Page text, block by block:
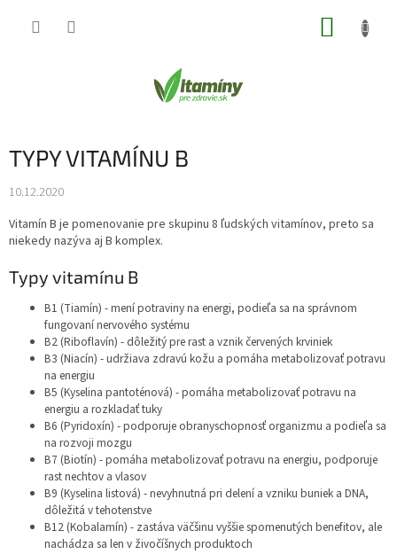
TYPY VITAMÍNU B
10.12.2020
Vitamín B je pomenovanie pre skupinu 8 ľudských vitamínov, preto sa
niekedy nazýva aj B komplex.
Typy vitamínu B
B1 (Tiamín) - mení potraviny na energi, podieľa sa na správnom
fungovaní nervového systému
B2 (Riboflavín) - dôležitý pre rast a vznik červených krviniek
B3 (Niacín) - udržiava zdravú kožu a pomáha metabolizovať potravu
na energiu
B5 (Kyselina pantoténová) - pomáha metabolizovať potravu na
energiu a rozkladať tuky
B6 (Pyridoxín) - podporuje obranyschopnosť organizmu a podieľa sa
na rozvoji mozgu
B7 (Biotín) - pomáha metabolizovať potravu na energiu, podporuje
rast nechtov a vlasov
B9 (Kyselina listová) - nevyhnutná pri delení a vzniku buniek a DNA,
dôležitá v tehotenstve
B12 (Kobalamín) - zastáva väčšinu vyššie spomenutých benefitov, ale
nachádza sa len v živočíšnych produktoch